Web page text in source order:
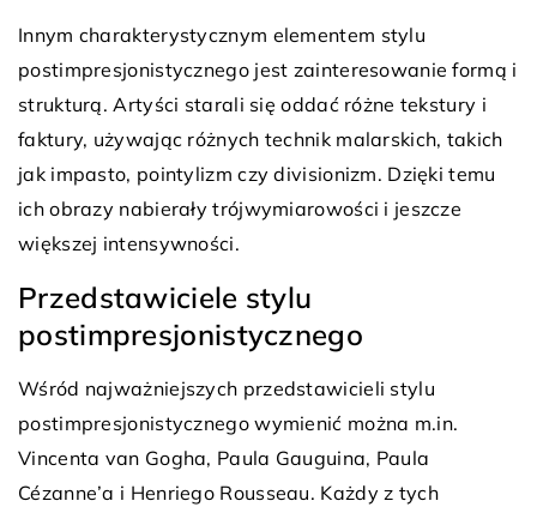
Innym charakterystycznym elementem stylu
postimpresjonistycznego jest zainteresowanie formą i
strukturą. Artyści starali się oddać różne tekstury i
faktury, używając różnych technik malarskich, takich
jak impasto, pointylizm czy divisionizm. Dzięki temu
ich obrazy nabierały trójwymiarowości i jeszcze
większej intensywności.
Przedstawiciele stylu
postimpresjonistycznego
Wśród najważniejszych przedstawicieli stylu
postimpresjonistycznego wymienić można m.in.
Vincenta van Gogha, Paula Gauguina, Paula
Cézanne’a i Henriego Rousseau. Każdy z tych